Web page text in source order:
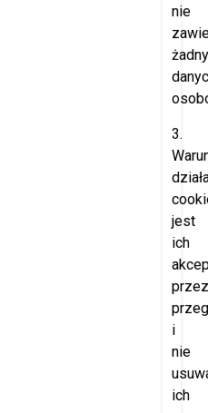
nie
3.
jest
ich
przez
i
nie
ich